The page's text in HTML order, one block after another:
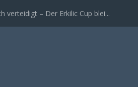
verteidigt – Der Erkilic Cup blei...